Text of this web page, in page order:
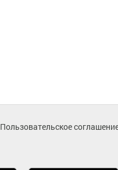
Пользовательское